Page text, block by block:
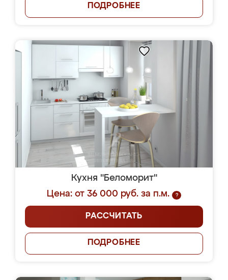
ПОДРОБНЕЕ
Кухня "Беломорит"
Цена: от 36 000 руб. за п.м.
?
РАССЧИТАТЬ
ПОДРОБНЕЕ